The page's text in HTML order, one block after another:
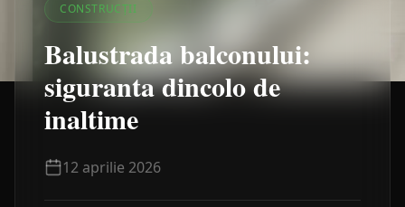
CONSTRUCȚII
Balustrada balconului:
siguranta dincolo de
inaltime
12 aprilie 2026